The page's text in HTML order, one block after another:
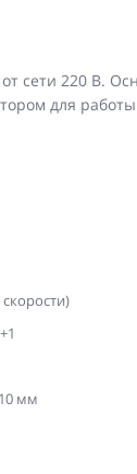
сети 220 В.
для
мм